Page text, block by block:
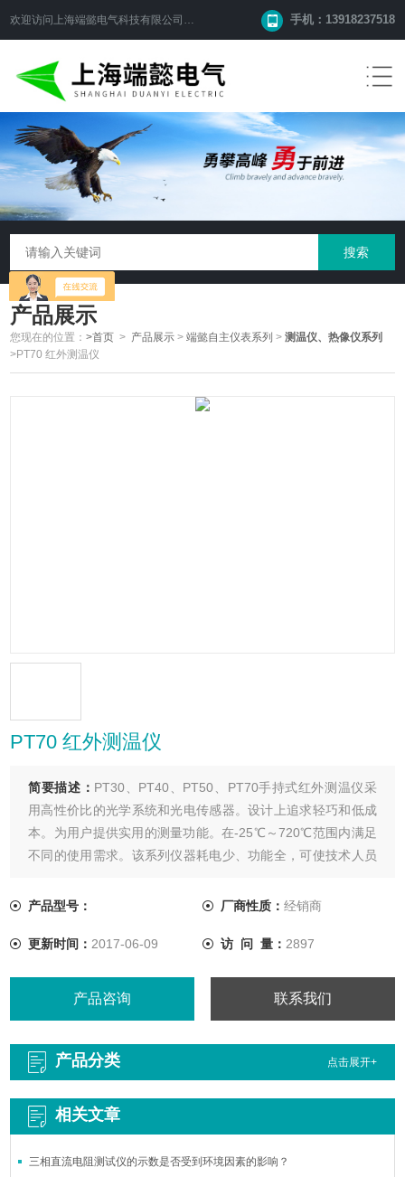
欢迎访问 上海端懿电气科技有限公司 网站！ 手机：13918237518
产品展示
您现在的位置：>首页 > 产品展示 >端懿自主仪表系列 >测温仪、热像仪系列
>PT70 红外测温仪
PT70 红外测温仪
简要描述： PT30、PT40、PT50、PT70手持式红外测温仪采
用高性价比的光学系统和光电传感器。设计上追求轻巧和低成
本。为用户提供实用的测量功能。在-25℃～720℃范围内满足
不同的使用需求。该系列仪器耗电少、功能全，可使技术人员
安全和快速地发现故障隐患，有效的延长设备的实用寿命，防
产品型号： 厂商性质： 经销商
更新时间： 2017-06-09 访 问 量： 2897
产品咨询 联系我们
产品分类 点击展开+
相关文章
三相直流电阻测试仪的示数是否受到环境因素的影响？